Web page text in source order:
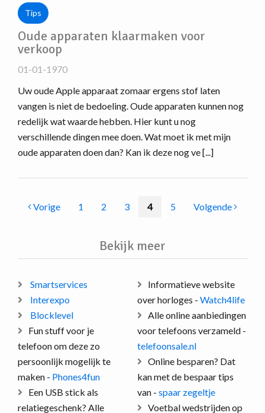
Tips
Oude apparaten klaarmaken voor
verkoop
01-01-1970
Uw oude Apple apparaat zomaar ergens stof laten
vangen is niet de bedoeling. Oude apparaten kunnen nog
redelijk wat waarde hebben. Hier kunt u nog
verschillende dingen mee doen. Wat moet ik met mijn
oude apparaten doen dan? Kan ik deze nog ve [...]
Vorige 1 2 3 4 5 Volgende
Bekijk meer
Smartservices
Interexpo
Blocklevel
Fun stuff voor je
telefoon om deze zo
persoonlijk mogelijk te
maken - Phones4fun
Een USB stick als
relatiegeschenk? Alle
Informatieve website
over horloges - Watch4life
Alle online aanbiedingen
voor telefoons verzameld -
telefoonsale.nl
Online besparen? Dat
kan met de bespaar tips
van - spaar zegeltje
Voetbal wedstrijden op